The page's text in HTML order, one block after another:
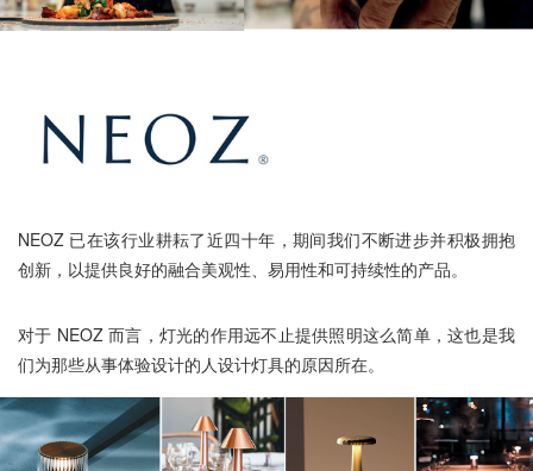
NEOZ 已在该行业耕耘了近四十年，期间我们不断进步并积极拥抱
创新，以提供良好的融合美观性、易用性和可持续性的产品。
对于 NEOZ 而言，灯光的作用远不止提供照明这么简单，这也是我
们为那些从事体验设计的人设计灯具的原因所在。